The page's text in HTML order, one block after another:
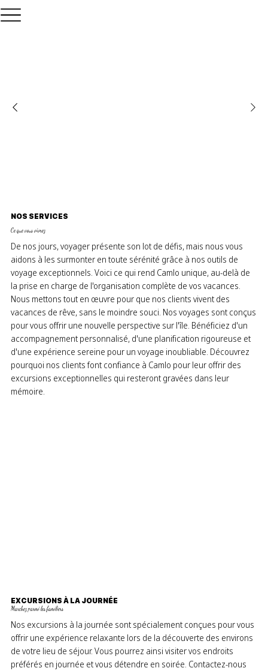
NOS SERVICES
Ce que vous vivrez
De nos jours, voyager présente son lot de défis, mais nous vous
aidons à les surmonter en toute sérénité grâce à nos outils de
voyage exceptionnels. Voici ce qui rend Camlo unique, au-delà de
la prise en charge de l'organisation complète de vos vacances.
Nous mettons tout en œuvre pour que nos clients vivent des
vacances de rêve, sans le moindre souci. Nos voyages sont conçus
pour vous offrir une nouvelle perspective sur l'île. Bénéficiez d'un
accompagnement personnalisé, d'une planification rigoureuse et
d'une expérience sereine pour un voyage inoubliable. Découvrez
pourquoi nos clients font confiance à Camlo pour leur offrir des
excursions exceptionnelles qui resteront gravées dans leur
mémoire.
EXCURSIONS À LA JOURNÉE
Marchez parmi les familiers
Nos excursions à la journée sont spécialement conçues pour vous
offrir une expérience relaxante lors de la découverte des environs
de votre lieu de séjour. Vous pourrez ainsi visiter vos endroits
préférés en journée et vous détendre en soirée. Contactez-nous